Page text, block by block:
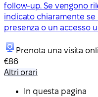
follow-up. Se vengono
indicato chiaramente se
presenza o un accesso
Prenota una visita
€86
Altri orari
In questa pagina